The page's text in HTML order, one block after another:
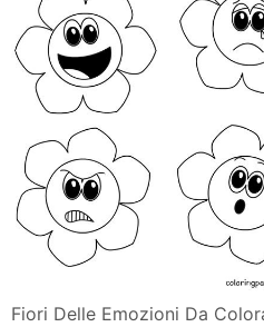
Fiori Delle Emozioni Da